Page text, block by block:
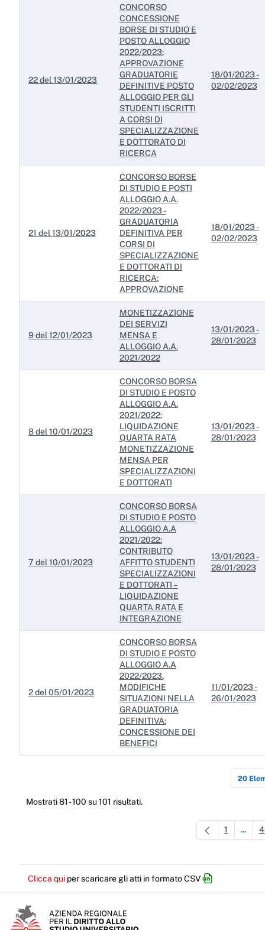
22 del 13/01/2023
CONCORSO
CONCESSIONE
BORSE DI STUDIO E
POSTO ALLOGGIO
2022/2023:
APPROVAZIONE
GRADUATORIE
DEFINITIVE POSTO
ALLOGGIO PER GLI
STUDENTI ISCRITTI
A CORSI DI
SPECIALIZZAZIONE
E DOTTORATO DI
RICERCA
18/01/2023 -
02/02/2023
21 del 13/01/2023
CONCORSO BORSE
DI STUDIO E POSTI
ALLOGGIO A.A.
2022/2023 -
GRADUATORIA
DEFINITIVA PER
CORSI DI
SPECIALIZZAZIONE
E DOTTORATI DI
RICERCA:
APPROVAZIONE
18/01/2023 -
02/02/2023
9 del 12/01/2023
MONETIZZAZIONE
DEI SERVIZI
MENSA E
ALLOGGIO A.A.
2021/2022
13/01/2023 -
28/01/2023
8 del 10/01/2023
CONCORSO BORSA
DI STUDIO E POSTO
ALLOGGIO A.A.
2021/2022:
LIQUIDAZIONE
QUARTA RATA
MONETIZZAZIONE
MENSA PER
SPECIALIZZAZIONI
E DOTTORATI
13/01/2023 -
28/01/2023
7 del 10/01/2023
CONCORSO BORSA
DI STUDIO E POSTO
ALLOGGIO A.A
2021/2022:
CONTRIBUTO
AFFITTO STUDENTI
SPECIALIZZAZIONI
E DOTTORATI –
LIQUIDAZIONE
QUARTA RATA E
INTEGRAZIONE
13/01/2023 -
28/01/2023
2 del 05/01/2023
CONCORSO BORSA
DI STUDIO E POSTO
ALLOGGIO A.A
2022/2023.
MODIFICHE
SITUAZIONI NELLA
GRADUATORIA
DEFINITIVA:
CONCESSIONE DEI
BENEFICI
11/01/2023 -
26/01/2023
20
Mostrati 81 - 100 su 101 risultati.
Pagina
1 ... 4
Clicca qui per scaricare gli atti in formato CSV